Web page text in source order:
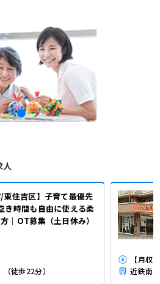
人
/東住吉区】子育て最優先
時間も自由に使える柔
｜OT募集（土日休み）
徒歩22分）
【月収
近鉄南